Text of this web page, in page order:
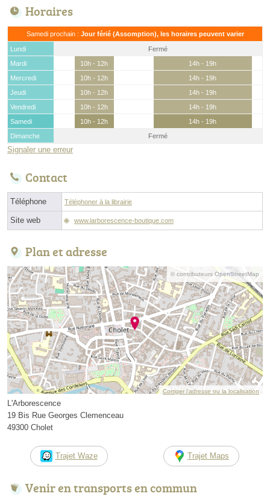
Horaires
Samedi prochain : Jour férié (Assomption), les horaires peuvent varier
Lundi
Fermé
Mardi
10h - 12h
14h - 19h
Mercredi
10h - 12h
14h - 19h
Jeudi
10h - 12h
14h - 19h
Vendredi
10h - 12h
14h - 19h
Samedi
10h - 12h
14h - 19h
Dimanche
Fermé
Signaler une erreur
Contact
Téléphone Téléphoner à la librairie
Site web www.larborescence-boutique.com
Plan et adresse
© contributeurs OpenStreetMap
Corriger l’adresse ou la localisation
L'Arborescence
19 Bis Rue Georges Clemenceau
49300 Cholet
Trajet Waze Trajet Maps
Venir en transports en commun